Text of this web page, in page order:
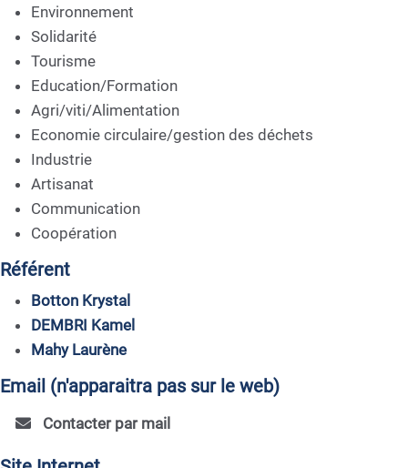
Environnement
Solidarité
Tourisme
Education/Formation
Agri/viti/Alimentation
Economie circulaire/gestion des déchets
Industrie
Artisanat
Communication
Coopération
Référent
Botton Krystal
DEMBRI Kamel
Mahy Laurène
Email (n'apparaitra pas sur le web)
Contacter par mail